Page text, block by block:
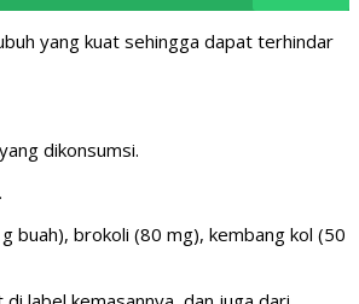
yang kuat sehingga dapat terhindar
dikonsumsi.
buah), brokoli (80 mg), kembang kol (50